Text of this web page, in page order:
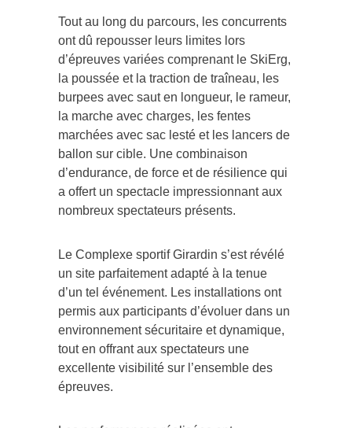
Tout au long du parcours, les concurrents
ont dû repousser leurs limites lors
d’épreuves variées comprenant le SkiErg,
la poussée et la traction de traîneau, les
burpees avec saut en longueur, le rameur,
la marche avec charges, les fentes
marchées avec sac lesté et les lancers de
ballon sur cible. Une combinaison
d’endurance, de force et de résilience qui
a offert un spectacle impressionnant aux
nombreux spectateurs présents.
Le Complexe sportif Girardin s’est révélé
un site parfaitement adapté à la tenue
d’un tel événement. Les installations ont
permis aux participants d’évoluer dans un
environnement sécuritaire et dynamique,
tout en offrant aux spectateurs une
excellente visibilité sur l’ensemble des
épreuves.